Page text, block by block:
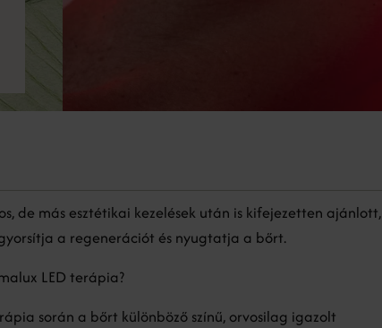
de más esztétikai kezelések után is kifejezetten ajánlott,
a regenerációt és nyugtatja a bőrt.
LED terápia?
során a bőrt különböző színű, orvosilag igazolt